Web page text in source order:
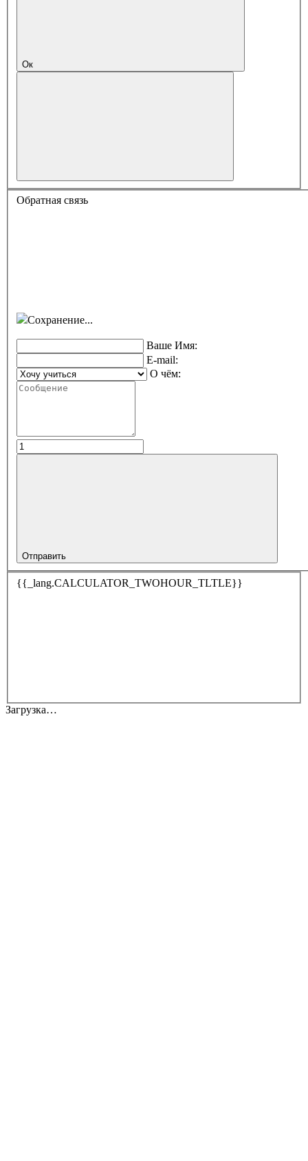
Ок
Обратная связь
Сохранение...
Ваше Имя:
E-mail:
О чём:
Отправить
{{_lang.CALCULATOR_TWOHOUR_TLTLE}}
Загрузка…